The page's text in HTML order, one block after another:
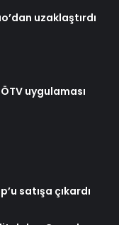
uzaklaştırdı
uygulaması
satışa çıkardı